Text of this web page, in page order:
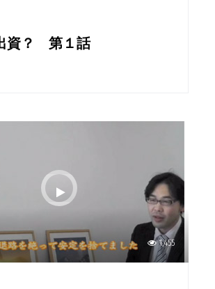
資？ 第１話
1,455